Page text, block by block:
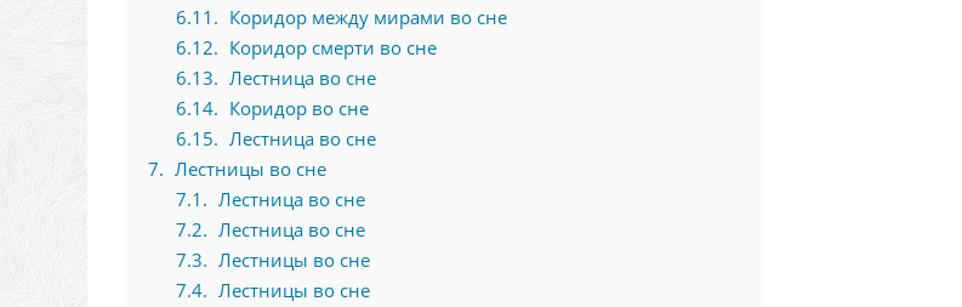
6.11
Коридор между мирами во сне
6.12
Коридор смерти во сне
6.13
Лестница во сне
6.14
Коридор во сне
6.15
Лестница во сне
7
Лестницы во сне
7.1
Лестница во сне
7.2
Лестница во сне
7.3
Лестницы во сне
7.4
Лестницы во сне